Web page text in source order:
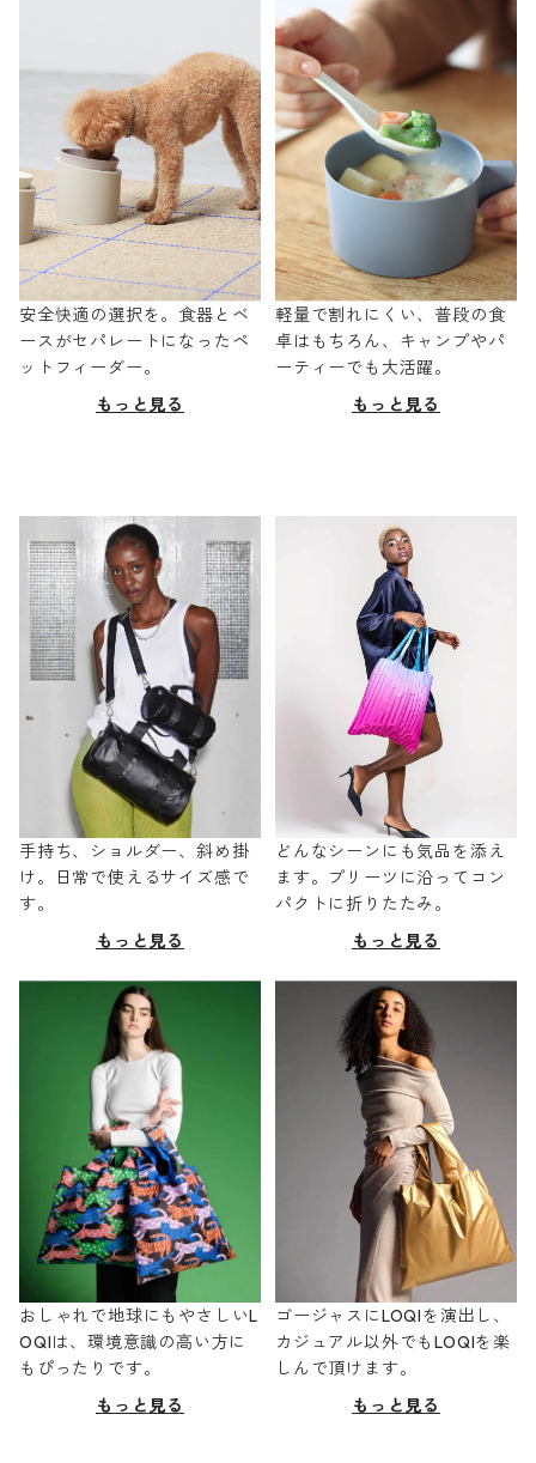
安全快適の選択を。食器とベ
ースがセパレートになったペ
ットフィーダー。
もっと見る
軽量で割れにくい、普段の食
卓はもちろん、キャンプやパ
ーティーでも大活躍。
もっと見る
手持ち、ショルダー、斜め掛
け。日常で使えるサイズ感で
す。
もっと見る
どんなシーンにも気品を添え
ます。プリーツに沿ってコン
パクトに折りたたみ。
もっと見る
おしゃれで地球にもやさしいL
OQIは、環境意識の高い方に
もぴったりです。
もっと見る
ゴージャスにLOQIを演出し、
カジュアル以外でもLOQIを楽
しんで頂けます。
もっと見る